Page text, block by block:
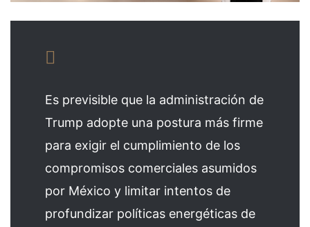
Es previsible que la administración de
Trump adopte una postura más firme
para exigir el cumplimiento de los
compromisos comerciales asumidos
por México y limitar intentos de
profundizar políticas energéticas de